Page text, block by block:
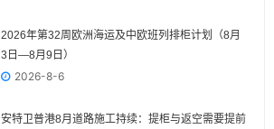
2026年第32周欧洲海运及中欧班列排柜计划（8月
3日—8月9日）
2026-8-6
安特卫普港8月道路施工持续：提柜与返空需要提前